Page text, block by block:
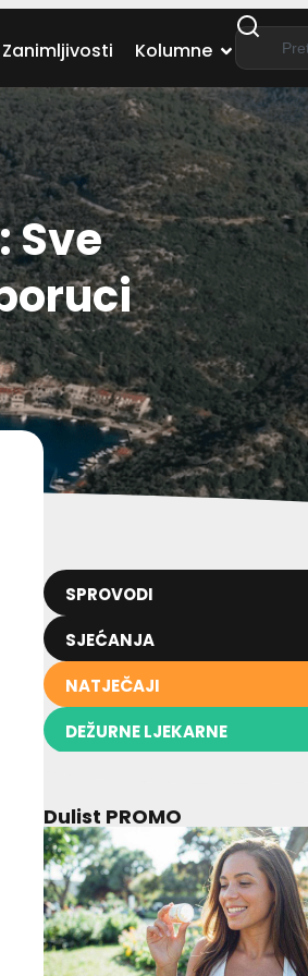
Zanimljivosti Kolumne
Sve
SPROVODI
SJEĆANJA
NATJEČAJI
DEŽURNE LJEKARNE
Dulist PROMO